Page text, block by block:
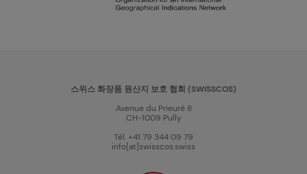
스위스 화장품 원산지 보호 협회 (SWISSCOS)
Avenue du Prieuré 8
CH-1009 Pully
Tél. +41 79 344 09 79
info[at]swisscos.swiss